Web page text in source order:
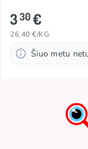
330€
26.40 €/KG
Šiuo metu